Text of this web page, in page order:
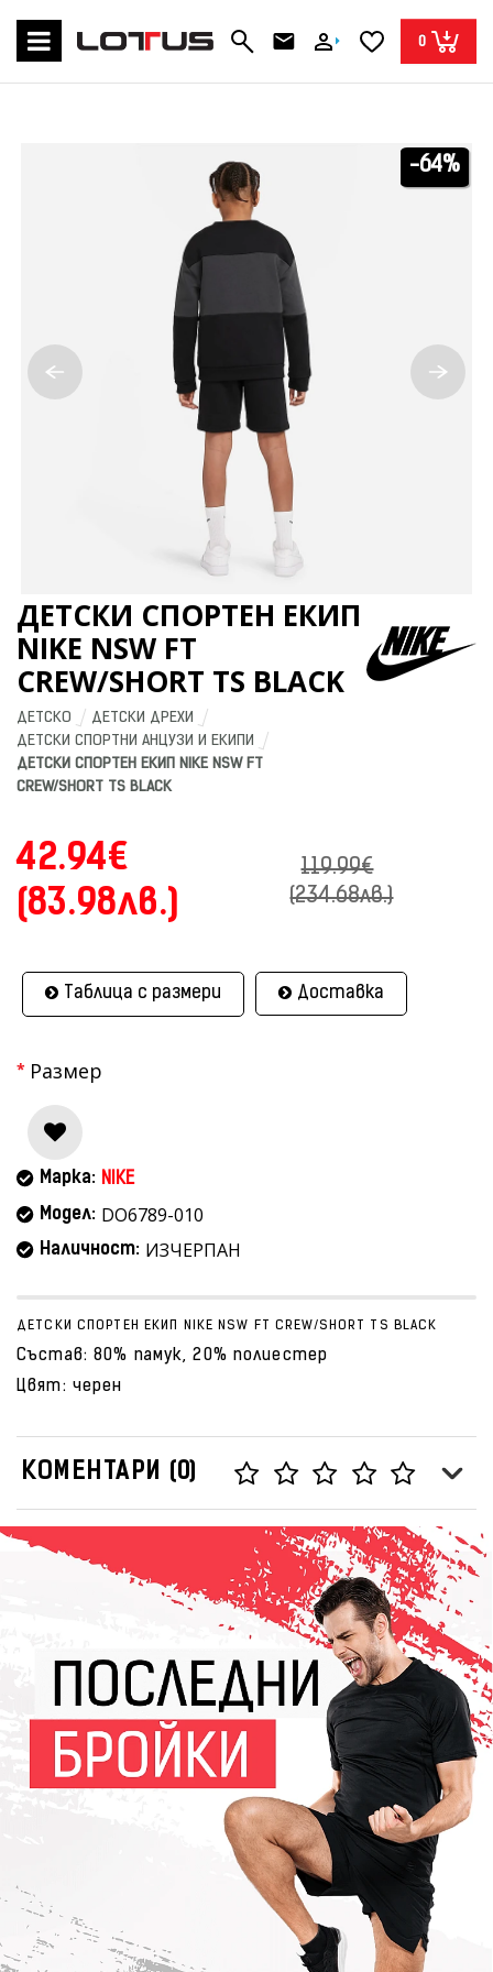
0
-64%
ДЕТСКИ СПОРТЕН ЕКИП
NIKE NSW FT
CREW/SHORT TS BLACK
ДЕТСКО
ДЕТСКИ ДРЕХИ
ДЕТСКИ СПОРТНИ АНЦУЗИ И ЕКИПИ
ДЕТСКИ СПОРТЕН ЕКИП NIKE NSW FT
CREW/SHORT TS BLACK
42.94€
(83.98лв.)
119.99€
(234.68лв.)
Таблица с размери Доставка
Размер
Марка: NIKE
Модел: DO6789-010
Наличност: ИЗЧЕРПАН
ДЕТСКИ СПОРТЕН ЕКИП NIKE NSW FT CREW/SHORT TS BLACK
Състав: 80% памук, 20% полиестер
Цвят: черен
КОМЕНТАРИ (0)